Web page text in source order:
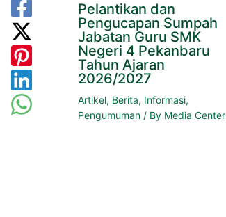
Pelantikan dan
Pengucapan Sumpah
Jabatan Guru SMK
Negeri 4 Pekanbaru
Tahun Ajaran
2026/2027
Artikel, Berita, Informasi,
Pengumuman / By Media Center